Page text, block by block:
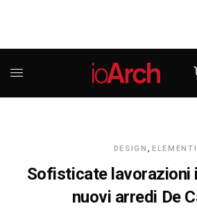
DESIGN , ELEMENTI
Sofisticate lavorazioni
nuovi arredi De